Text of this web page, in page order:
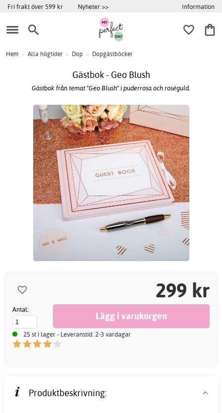
Fri frakt över 599 kr Nyheter >> Information
Hem > Alla högtider > Dop > Dopgästböcker
Gästbok - Geo Blush
Gästbok från temat "Geo Blush" i puderrosa och roséguld.
299 kr
Antal:
25 st i lager - Leveranstid: 2-3 vardagar
Produktbeskrivning: